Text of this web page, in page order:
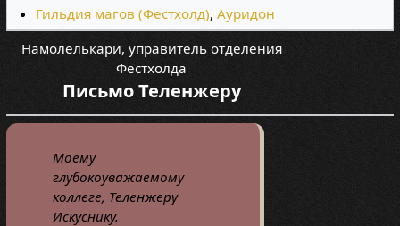
Гильдия магов (Фестхолд)‎‎,Ауридон
Намолелькари, управитель отделения
Фестхолда
Письмо Теленжеру
Моему
глубокоуважаемому
коллеге, Теленжеру
Искуснику.